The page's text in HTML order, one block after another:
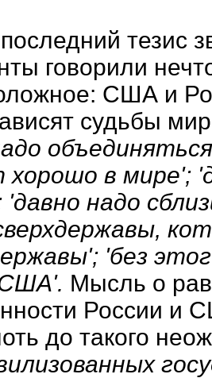
тезис
говорили
США и
судьбы
хорошо в мире';
надо
'без
США'. Мысль о
России и
до такого